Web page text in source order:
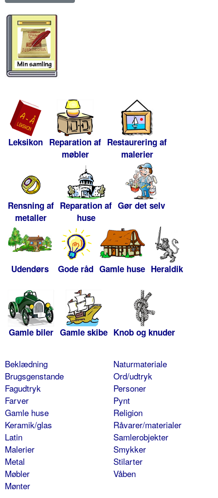
Leksikon Reparation af
møbler
Restaurering af
malerier
Rensning af
metaller
Reparation af
huse
Gør det selv
Udendørs Gode råd Gamle huse Heraldik
Gamle biler Gamle skibe Knob og knuder
Beklædning
Brugsgenstande
Fagudtryk
Farver
Gamle huse
Keramik/glas
Latin
Malerier
Metal
Møbler
Mønter
Naturmateriale
Ord/udtryk
Personer
Pynt
Religion
Råvarer/materialer
Samlerobjekter
Smykker
Stilarter
Våben